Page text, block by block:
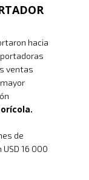
hacia
ventas
de
16 000